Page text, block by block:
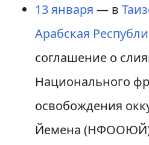
13 января — в
Арабская
соглашение о
Национального
освобождения
Йемена (НФООЮЙ)